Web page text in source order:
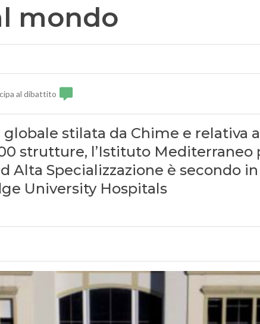
mondo
al dibattito
stilata da Chime e relativa
strutture, l’Istituto Mediterraneo
Alta Specializzazione è secondo
University Hospitals